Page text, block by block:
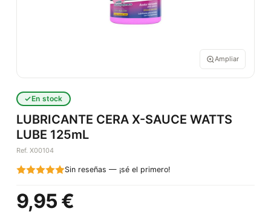
Ampliar
En stock
LUBRICANTE CERA X-SAUCE WATTS
LUBE 125mL
Ref. X00104
Sin reseñas — ¡sé el primero!
9,95 €